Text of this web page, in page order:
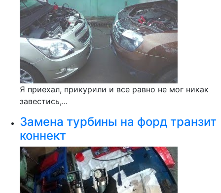
Я приехал, прикурили и все равно не мог никак
завестись,...
Замена турбины на форд транзит
коннект